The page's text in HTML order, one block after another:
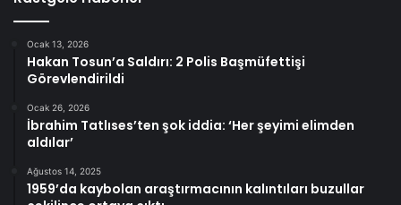
Ocak 13, 2026
Hakan Tosun’a Saldırı: 2 Polis Başmüfettişi
Görevlendirildi
Ocak 26, 2026
İbrahim Tatlıses’ten şok iddia: ‘Her şeyimi elimden
aldılar’
Ağustos 14, 2025
1959’da kaybolan araştırmacının kalıntıları buzullar